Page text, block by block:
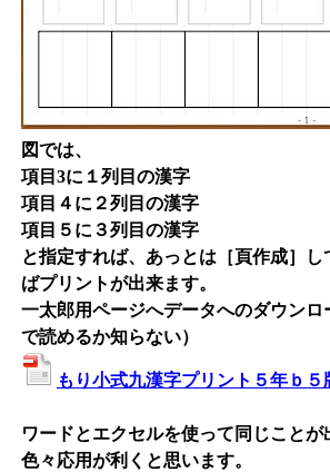
図では、
項目3に１列目の漢字
項目４に２列目の漢字
項目５に３列目の漢字
と指定すれば、あっとは［頁作成］
ばプリントが出来ます。
一太郎用ページへデータへのダウンロ
で読めるか知らない）
もり小式九漢字プリント５年ｂ５
ワードとエクセルを使って同じことが
色々応用が利くと思います。